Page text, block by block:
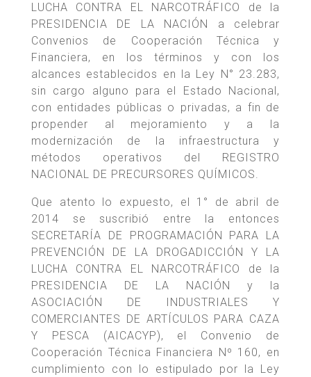
LUCHA CONTRA EL NARCOTRÁFICO de la
PRESIDENCIA DE LA NACIÓN a celebrar
Convenios de Cooperación Técnica y
Financiera, en los términos y con los
alcances establecidos en la Ley N° 23.283,
sin cargo alguno para el Estado Nacional,
con entidades públicas o privadas, a fin de
propender al mejoramiento y a la
modernización de la infraestructura y
métodos operativos del REGISTRO
NACIONAL DE PRECURSORES QUÍMICOS.
Que atento lo expuesto, el 1° de abril de
2014 se suscribió entre la entonces
SECRETARÍA DE PROGRAMACIÓN PARA LA
PREVENCIÓN DE LA DROGADICCIÓN Y LA
LUCHA CONTRA EL NARCOTRÁFICO de la
PRESIDENCIA DE LA NACIÓN y la
ASOCIACIÓN DE INDUSTRIALES Y
COMERCIANTES DE ARTÍCULOS PARA CAZA
Y PESCA (AICACYP), el Convenio de
Cooperación Técnica Financiera Nº 160, en
cumplimiento con lo estipulado por la Ley